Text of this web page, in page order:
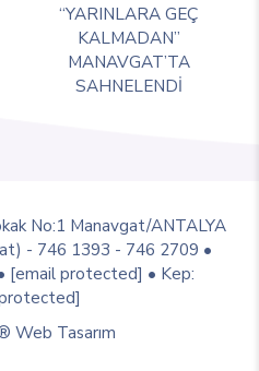
“YARINLARA GEÇ
KALMADAN”
MANAVGAT’TA
SAHNELENDİ
No:1 Manavgat/ANTALYA
- 746 1393 - 746 2709 •
[email protected] • Kep:
Web Tasarım